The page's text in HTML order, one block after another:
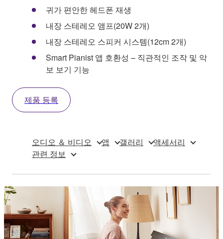
귀가 편안한 헤드폰 재생
내장 스테레오 앰프(20W 2개)
내장 스테레오 스피커 시스템(12cm 2개)
Smart Pianist 앱 호환성 – 직관적인 조작 및 악
보 보기 기능
제품 등록
오디오 ＆ 비디오 앱 갤러리
액세서리
관련 정보